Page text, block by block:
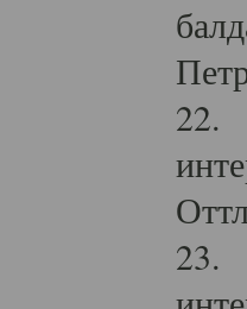
22.
23.